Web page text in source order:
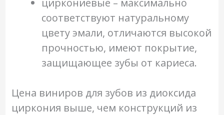
соответствуют натуральному
цвету эмали, отличаются высокой
прочностью, имеют покрытие,
защищающее зубы от кариеса.
Цена виниров для зубов из диоксида
циркония выше, чем конструкций из